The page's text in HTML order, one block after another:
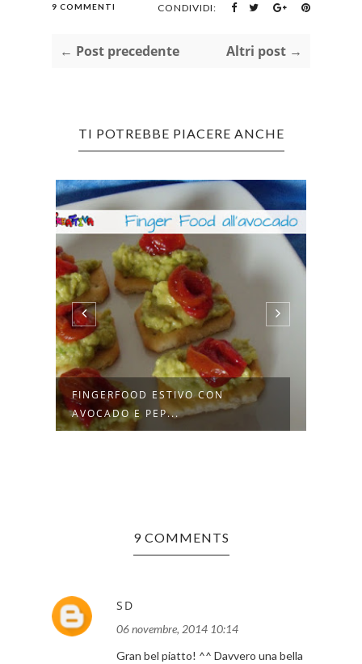
9 COMMENTI CONDIVIDI:
← Post precedente Altri post →
TI POTREBBE PIACERE ANCHE
FINGERFOOD ESTIVO CON
AVOCADO E PEP...
9 COMMENTS
SD
06 novembre, 2014 10:14
Gran bel piatto! ^^ Davvero una bella